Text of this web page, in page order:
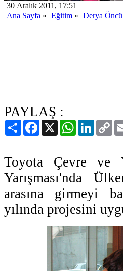
30 Aralık 2011, 17:51
Ana Sayfa » Eğitim » Derya
PAYLAŞ :
PaylaşFacebook
X WhatsAppLinkedIn
Toyota Çevre ve
Yarışması'nda
arasına girmeyi
yılında projesini